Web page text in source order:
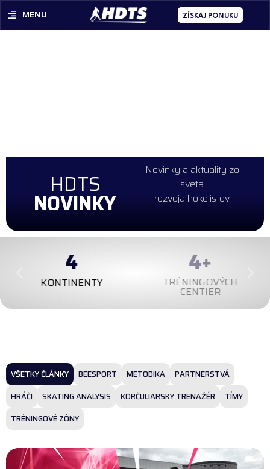
MENU ZÍSKAJ PONUKU
HDTS
NOVINKY
Novinky a aktuality zo
sveta
rozvoja hokejistov
KONTINENTY
4
TRÉNINGOVÝCH
CENTIER
98+
BEESPORT METODIKA
PARTNERSTVÁ
HRÁČI
SKATING ANALYSIS KORČULIARSKY TRENAŽÉR
TÍMY
TRÉNINGOVÉ ZÓNY
VŠETKY ČLÁNKY